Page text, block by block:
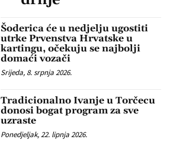
Šoderica će u nedjelju ugostiti
utrke Prvenstva Hrvatske u
kartingu, očekuju se najbolji
domaći vozači
Srijeda, 8. srpnja 2026.
Tradicionalno Ivanje u Torčecu
donosi bogat program za sve
uzraste
Ponedjeljak, 22. lipnja 2026.